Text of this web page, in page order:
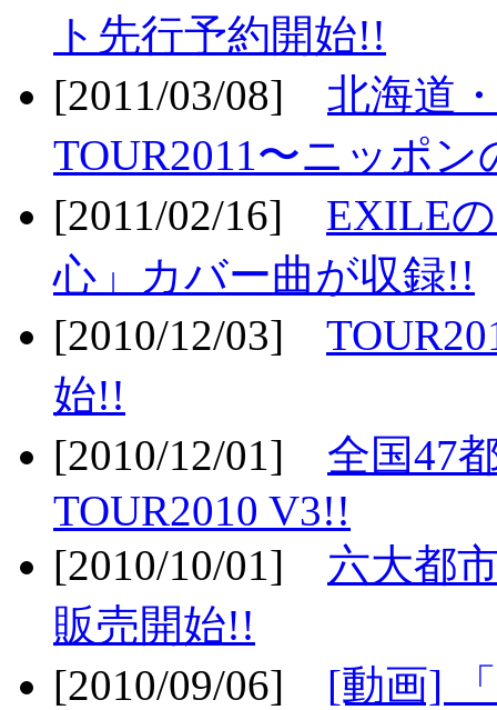
ト先行予約開始!!
[2011/03/08] 北海道
TOUR2011〜ニッポ
[2011/02/16] EXILE
心」カバー曲が収録!!
[2010/12/03]
始!!
[2010/12/01] 全国47
TOUR2010 V3!!
[2010/10/01] 六大都
販売開始!!
[2010/09/06] [動画]